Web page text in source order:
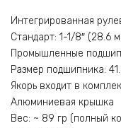
Интегрированная
Стандарт: 1-1/8″ (28.6
Промышленные
Размер подшипника:
Якорь входит в
Алюминиевая крышка
Вес: ~ 89 гр (полный